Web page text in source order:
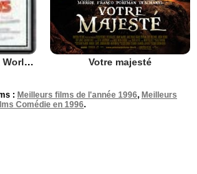
Michael Kael contre la World News Company Votre majesté
: Meilleurs films de l'année 1996, Meilleurs
Comédie en 1996.